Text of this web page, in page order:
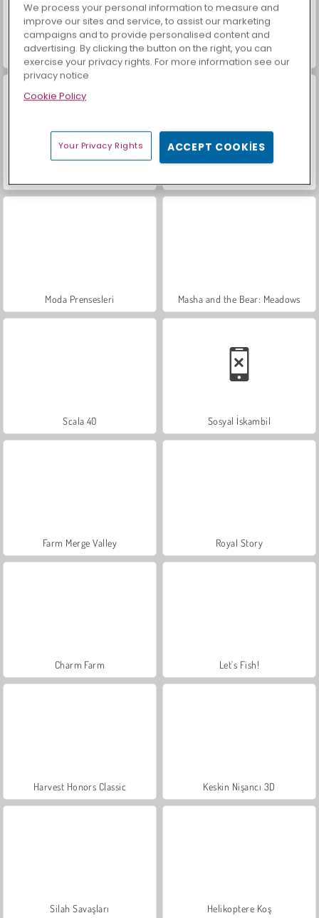
Mücevher Bahçesi Hikayesi İçecekleri Eşle
Moda Prensesleri Masha and the Bear: Meadows
Scala 40 Sosyal İskambil
Farm Merge Valley Royal Story
Charm Farm Let's Fish!
Harvest Honors Classic Keskin Nişancı 3D
Silah Savaşları Helikoptere Koş
We process your personal information to measure and
improve our sites and service, to assist our marketing
campaigns and to provide personalised content and
advertising. By clicking the button on the right, you can
exercise your privacy rights. For more information see our
privacy notice
Cookie Policy
Your Privacy Rights ACCEPT COOKIES